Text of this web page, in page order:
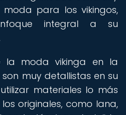
para los vikingos,
integral a su
la moda vikinga en la
muy detallistas en su
materiales lo más
originales, como lana,